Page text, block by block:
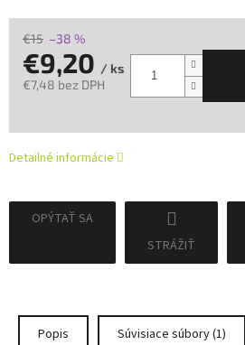
€15 –38 %
€9,20 / ks
€7,48 bez DPH
Detailné informácie
OPÝTAŤ SA
STRÁŽIŤ
Popis Súvisiace súbory (1)